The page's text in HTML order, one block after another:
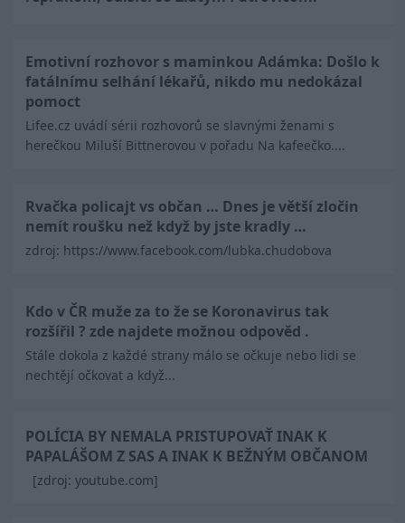
Emotivní rozhovor s maminkou Adámka: Došlo k
fatálnímu selhání lékařů, nikdo mu nedokázal
pomoct
Lifee.cz uvádí sérii rozhovorů se slavnými ženami s
herečkou Miluší Bittnerovou v pořadu Na kafeečko....
Rvačka policajt vs občan … Dnes je větší zločin
nemít roušku než když by jste kradly …
zdroj: https://www.facebook.com/lubka.chudobova
Kdo v ČR muže za to že se Koronavirus tak
rozšířil ? zde najdete možnou odpověd .
Stále dokola z každé strany málo se očkuje nebo lidi se
nechtějí očkovat a když...
POLÍCIA BY NEMALA PRISTUPOVAŤ INAK K
PAPALÁŠOM Z SAS A INAK K BEŽNÝM OBČANOM
[zdroj: youtube.com]